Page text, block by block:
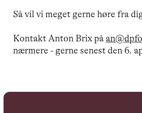
Så vil vi meget gerne høre fra
Kontakt Anton Brix på
nærmere - gerne senest den 6.